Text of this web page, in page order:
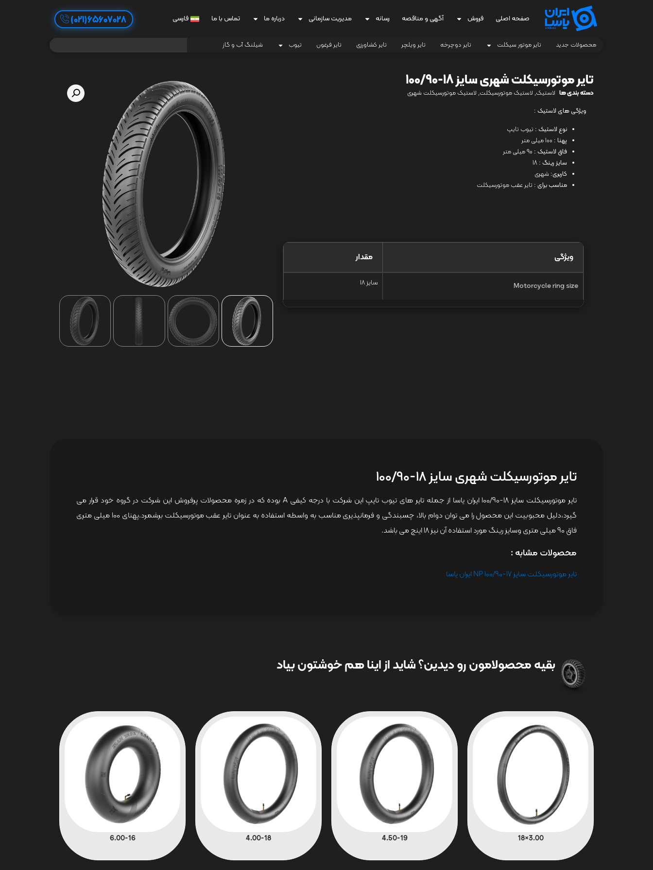
صفحه اصلی فروش آگهی و مناقصه رسانه مدیریت سازمانی درباره ما تماس با ما فارسی 65607028(021)
محصولات جدید تایر موتور سیکلت تایر دوچرخه تایر ویلچر تایر کشاورزی تایر فرغون تیوب شیلنگ آب و گاز
تایر موتورسیکلت شهری سایز 18-100/90
دسته بندی ها لاستیک, لاستیک موتورسیکلت, لاستیک موتورسیکلت شهری
ویژگی های لاستیک :
نوع لاستیک : تیوب تایپ
پهنا : 100 میلی متر
فاق لاستیک : 90 میلی متر
سایز رینگ : 18
کاربری: شهری
مناسب برای : تایر عقب موتورسیکلت
ویژگی مقدار
Motorcycle ring size سایز 18
تایر موتورسیکلت شهری سایز 18-100/90
تایر موتورسیکلت سایز 18-100/90 ایران یاسا از جمله تایر های تیوب تایپ این شرکت با درجه کیفی A بوده که در زمره محصولات پرفروش این شرکت در گروه خود قرار می
گیرد،دلیل محبوبیت این محصول را می توان دوام بالا، چسبندگی و فرمانپذیری مناسب به واسطه استفاده به عنوان تایر عقب موتورسیکلت برشمرد.پهنای 100 میلی متری
فاق 90 میلی متری وسایز رینگ مورد استفاده آن نیز 18 اینچ می باشد.
محصولات مشابه :
تایر موتورسیکلت سایز 17-100/90 NP ایران یاسا
بقیه محصولامون رو دیدین؟ شاید از اینا هم خوشتون بیاد
3.00×18
4.50-19
4.00-18
6.00-16